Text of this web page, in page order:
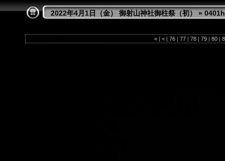
2022年4月1日（金） 御射山神社御柱祭（初） » 0401h
« | < | 76 | 77 | 78 | 79 | 80 |